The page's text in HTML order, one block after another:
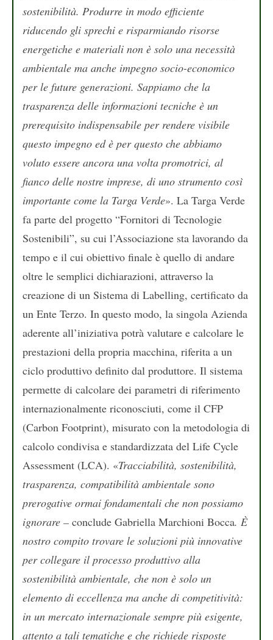
sostenibilità. Produrre in modo efficiente
riducendo gli sprechi e risparmiando risorse
energetiche e materiali non è solo una necessità
ambientale ma anche impegno socio-economico
per le future generazioni. Sappiamo che la
trasparenza delle informazioni tecniche è un
prerequisito indispensabile per rendere visibile
questo impegno ed è per questo che abbiamo
voluto essere ancora una volta promotrici, al
fianco delle nostre imprese, di uno strumento così
importante come la Targa Verde». La Targa Verde
fa parte del progetto “Fornitori di Tecnologie
Sostenibili”, su cui l’Associazione sta lavorando da
tempo e il cui obiettivo finale è quello di andare
oltre le semplici dichiarazioni, attraverso la
creazione di un Sistema di Labelling, certificato da
un Ente Terzo. In questo modo, la singola Azienda
aderente all’iniziativa potrà valutare e calcolare le
prestazioni della propria macchina, riferita a un
ciclo produttivo definito dal produttore. Il sistema
permette di calcolare dei parametri di riferimento
internazionalmente riconosciuti, come il CFP
(Carbon Footprint), misurato con la metodologia di
calcolo condivisa e standardizzata del Life Cycle
Assessment (LCA). «Tracciabilità, sostenibilità,
trasparenza, compatibilità ambientale sono
prerogative ormai fondamentali che non possiamo
ignorare – conclude Gabriella Marchioni Bocca. È
nostro compito trovare le soluzioni più innovative
per collegare il processo produttivo alla
sostenibilità ambientale, che non è solo un
elemento di eccellenza ma anche di competitività:
in un mercato internazionale sempre più esigente,
attento a tali tematiche e che richiede risposte